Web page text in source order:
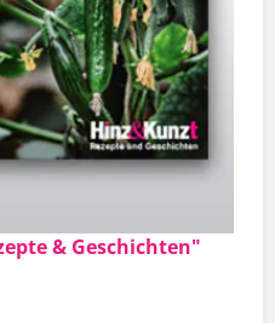
& Geschichten"